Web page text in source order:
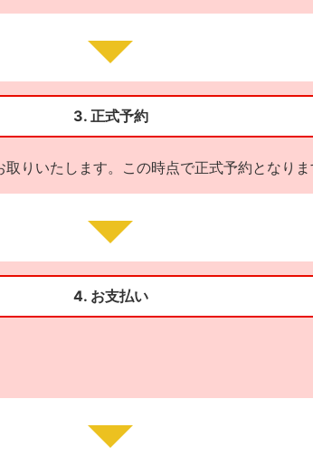
3. 正式予約
りいたします。この時点で正式予約となり
4. お支払い